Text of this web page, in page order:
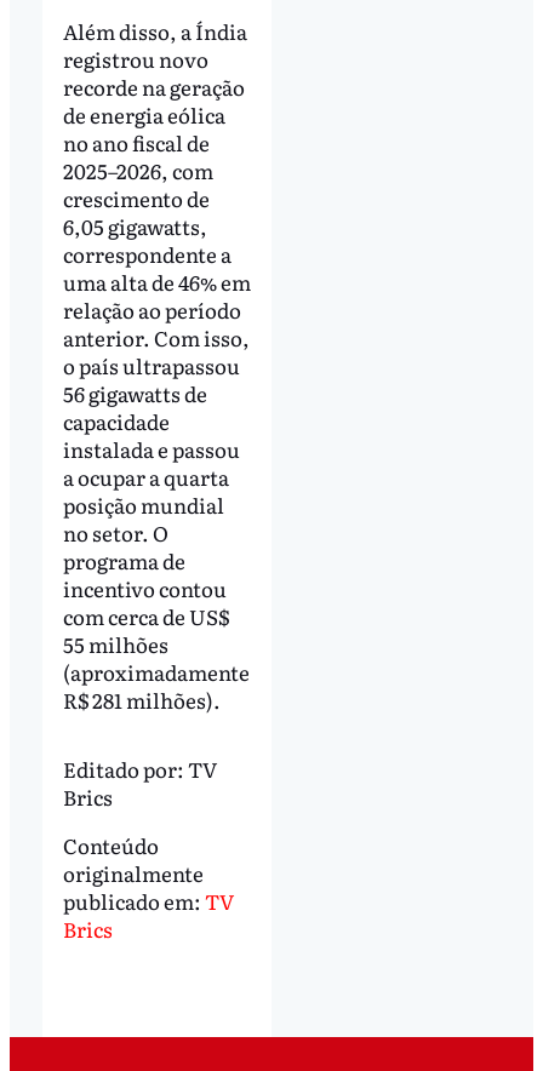
Além disso, a Índia
registrou novo
recorde na geração
de energia eólica
no ano fiscal de
2025–2026, com
crescimento de
6,05 gigawatts,
correspondente a
uma alta de 46% em
relação ao período
anterior. Com isso,
o país ultrapassou
56 gigawatts de
capacidade
instalada e passou
a ocupar a quarta
posição mundial
no setor. O
programa de
incentivo contou
com cerca de US$
55 milhões
(aproximadamente
R$ 281 milhões).
Editado por: TV
Brics
Conteúdo
originalmente
publicado em: TV
Brics